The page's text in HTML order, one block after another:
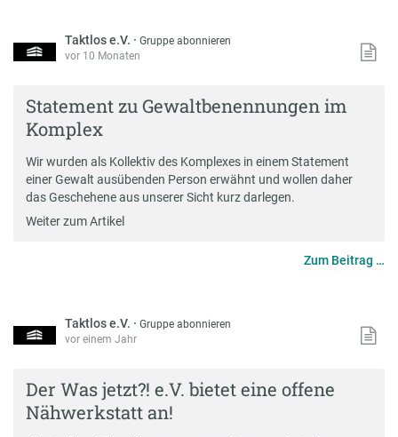
Taktlos e.V. ·Gruppe abonnieren
vor 10 Monaten
Statement zu Gewaltbenennungen im
Komplex
Wir wurden als Kollektiv des Komplexes in einem Statement
einer Gewalt ausübenden Person erwähnt und wollen daher
das Geschehene aus unserer Sicht kurz darlegen.
Weiter zum Artikel
Zum Beitrag …
Taktlos e.V. ·Gruppe abonnieren
vor einem Jahr
Der Was jetzt?! e.V. bietet eine offene
Nähwerkstatt an!